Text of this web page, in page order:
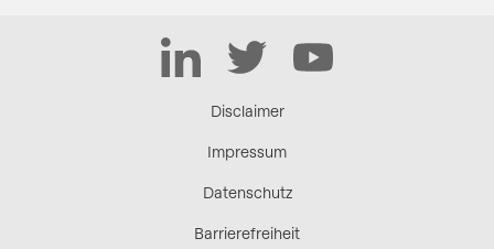
LinkedIn Twitter YouTube
Disclaimer
Impressum
Datenschutz
Barrierefreiheit